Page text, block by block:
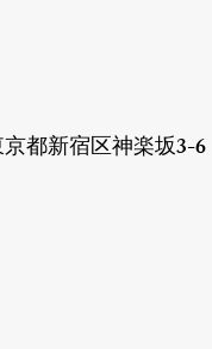
京都新宿区神楽坂3-6